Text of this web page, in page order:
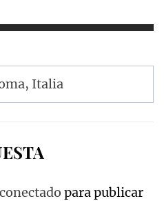
Italia
conectado para publicar